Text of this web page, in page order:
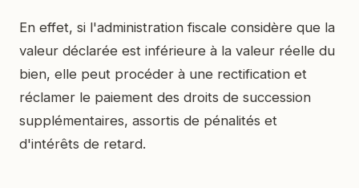
En effet, si l'administration fiscale considère que la
valeur déclarée est inférieure à la valeur réelle du
bien, elle peut procéder à une rectification et
réclamer le paiement des droits de succession
supplémentaires, assortis de pénalités et
d'intérêts de retard.